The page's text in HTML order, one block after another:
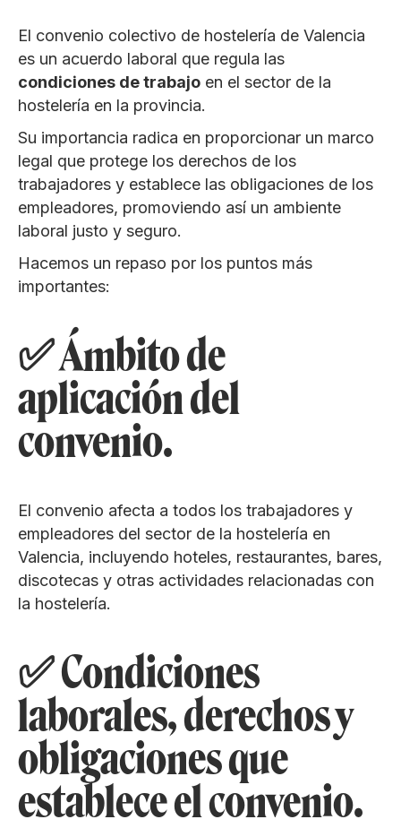
El convenio colectivo de hostelería de Valencia
es un acuerdo laboral que regula las
condiciones de trabajo en el sector de la
hostelería en la provincia.
Su importancia radica en proporcionar un marco
legal que protege los derechos de los
trabajadores y establece las obligaciones de los
empleadores, promoviendo así un ambiente
laboral justo y seguro.
Hacemos un repaso por los puntos más
importantes:
✅ Ámbito de
aplicación del
convenio.
El convenio afecta a todos los trabajadores y
empleadores del sector de la hostelería en
Valencia, incluyendo hoteles, restaurantes, bares,
discotecas y otras actividades relacionadas con
la hostelería.
✅ Condiciones
laborales, derechos y
obligaciones que
establece el convenio.